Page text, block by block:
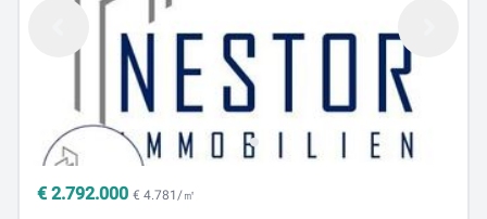
€ 2.792.000 € 4.781/㎡